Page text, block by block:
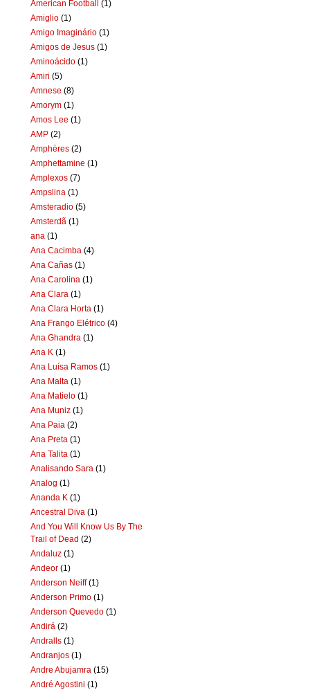
American Football (1)
Amiglio (1)
Amigo Imaginário (1)
Amigos de Jesus (1)
Aminoácido (1)
Amiri (5)
Amnese (8)
Amorym (1)
Amos Lee (1)
AMP (2)
Amphères (2)
Amphettamine (1)
Amplexos (7)
Ampslina (1)
Amsteradio (5)
Amsterdã (1)
ana (1)
Ana Cacimba (4)
Ana Cañas (1)
Ana Carolina (1)
Ana Clara (1)
Ana Clara Horta (1)
Ana Frango Elétrico (4)
Ana Ghandra (1)
Ana K (1)
Ana Luísa Ramos (1)
Ana Malta (1)
Ana Matielo (1)
Ana Muniz (1)
Ana Paia (2)
Ana Preta (1)
Ana Talita (1)
Analisando Sara (1)
Analog (1)
Ananda K (1)
Ancestral Diva (1)
And You Will Know Us By The
Trail of Dead (2)
Andaluz (1)
Andeor (1)
Anderson Neiff (1)
Anderson Primo (1)
Anderson Quevedo (1)
Andirá (2)
Andralls (1)
Andranjos (1)
Andre Abujamra (15)
André Agostini (1)